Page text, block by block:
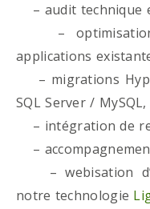
– audit technique
– optimisation
applications
– migrations
SQL Server /
– intégration de
–
– webisation
notre technologie